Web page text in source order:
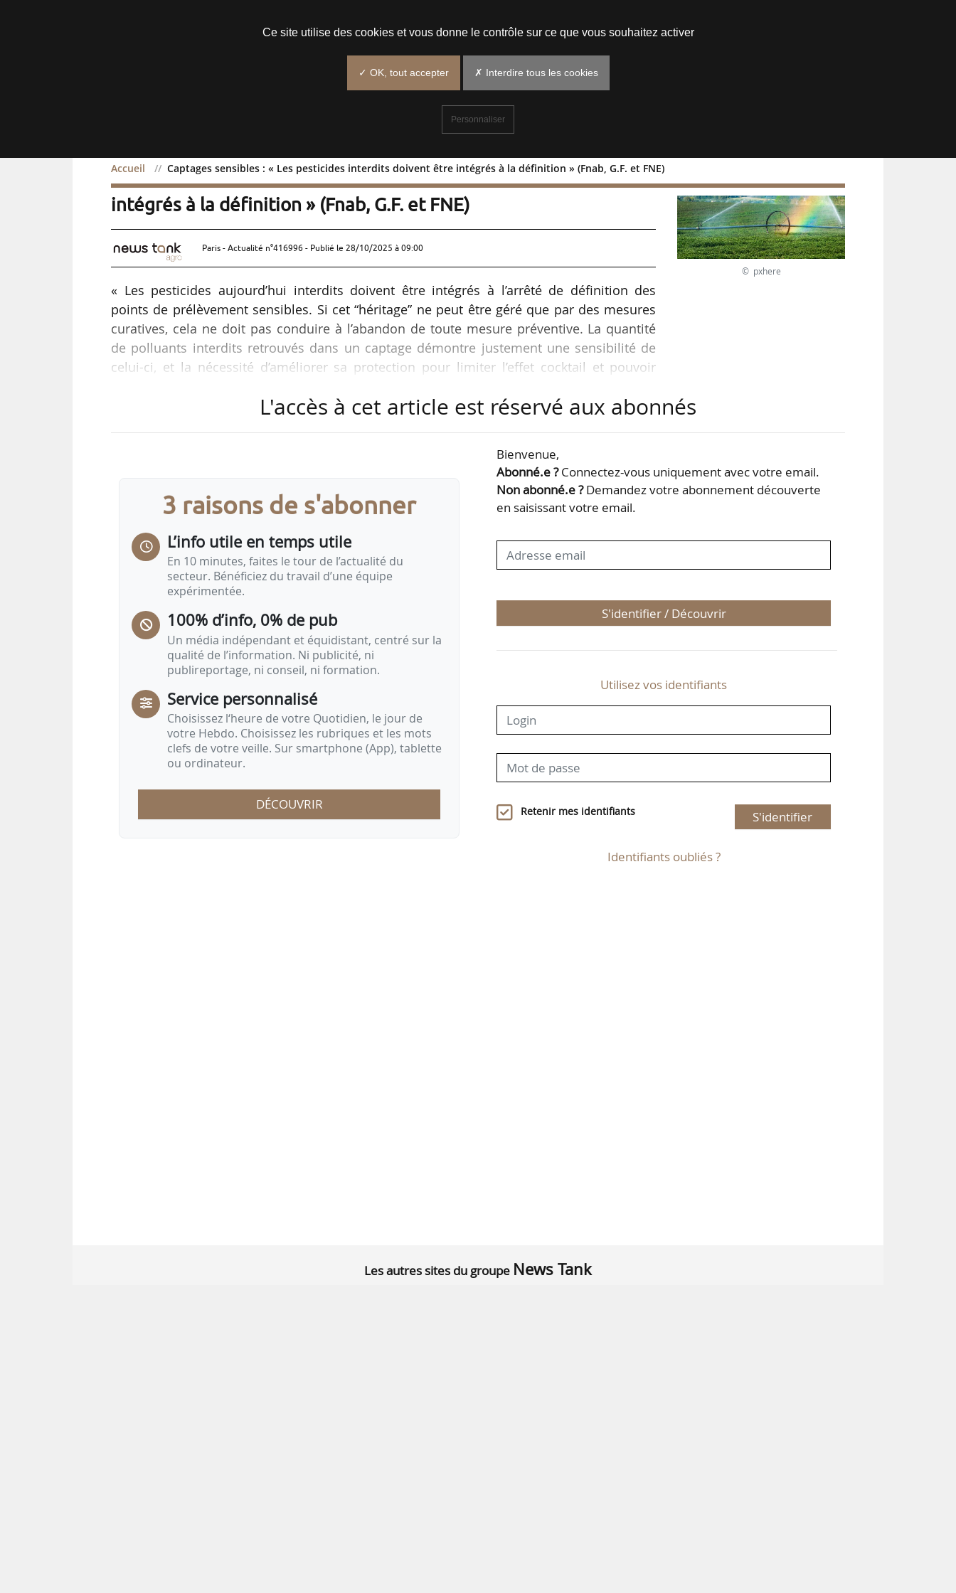
Accueil Captages sensibles : « Les pesticides interdits doivent être intégrés à la définition » (Fnab, G.F. et FNE)
Captages sensibles : « Les pesticides interdits doivent être
intégrés à la définition » (Fnab, G.F. et FNE)
Paris - Actualité n°416996 - Publié le 28/10/2025 à 09:00
« Les pesticides aujourd’hui interdits doivent être intégrés à l’arrêté de définition des
points de prélèvement sensibles. Si cet “héritage” ne peut être géré que par des mesures
curatives, cela ne doit pas conduire à l’abandon de toute mesure préventive. La quantité
de polluants interdits retrouvés dans un captage démontre justement une sensibilité de
celui-ci, et la nécessité d’améliorer sa protection pour limiter l’effet cocktail et pouvoir
envoyée au Premier ministre Sébastien Lecornu le 23/10/2025, lettre que s’est procurée
Les trois organisations font partie du GNC, lancé par Agnès Pannier-Runacher, alors
ministre de la Transition écologique, de la Biodiversité, de la Forêt, de la…
© pxhere
L'accès à cet article est réservé aux abonnés
3 raisons de s'abonner
L’info utile en temps utile
En 10 minutes, faites le tour de l’actualité du
secteur. Bénéficiez du travail d’une équipe
expérimentée.
100% d’info, 0% de pub
Un média indépendant et équidistant, centré sur la
qualité de l’information. Ni publicité, ni
publireportage, ni conseil, ni formation.
Service personnalisé
Choisissez l‘heure de votre Quotidien, le jour de
votre Hebdo. Choisissez les rubriques et les mots
clefs de votre veille. Sur smartphone (App), tablette
ou ordinateur.
DÉCOUVRIR
Bienvenue,
Abonné.e ?Connectez-vous uniquement avec votre email.
Non abonné.e ?Demandez votre abonnement découverte
en saisissant votre email.
S'identifier / Découvrir
Utilisez vos identifiants
Retenir mes identifiants S'identifier
Identifiants oubliés ?
Les autres sites du groupe News Tank
Ce site utilise des cookies et vous donne le contrôle sur ce que vous souhaitez activer
✓ OK, tout accepter ✗ Interdire tous les cookies
Personnaliser